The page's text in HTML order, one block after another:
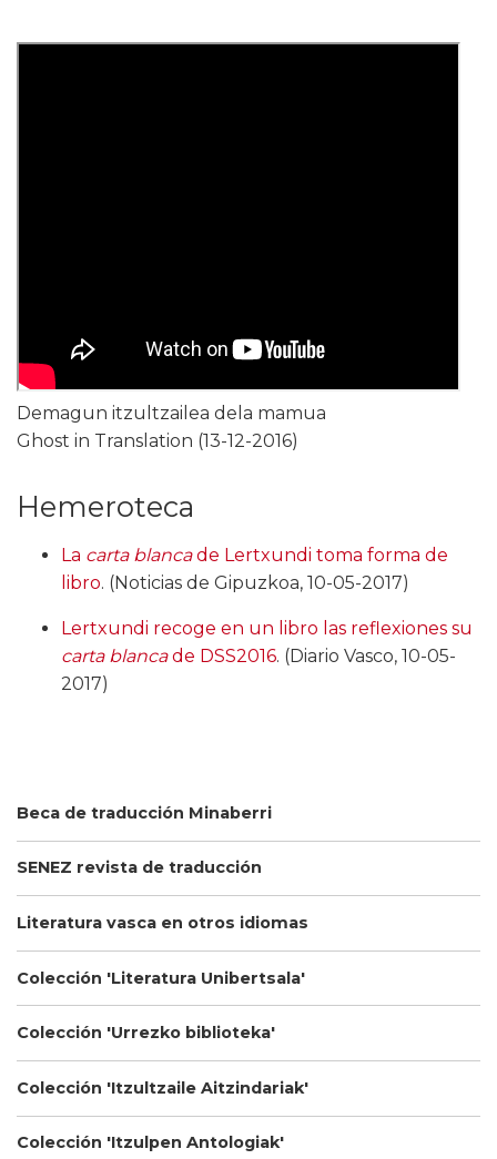
Beca de traducción Minaberri
SENEZ revista de traducción
Literatura vasca en otros idiomas
Colección 'Literatura Unibertsala'
Colección 'Urrezko biblioteka'
Colección 'Itzultzaile Aitzindariak'
Colección 'Itzulpen Antologiak'
Demagun itzultzailea dela mamua
Ghost in Translation (13-12-2016)
Hemeroteca
La carta blancade Lertxundi toma forma de
libro. (Noticias de Gipuzkoa, 10-05-2017)
Lertxundi recoge en un libro las reflexiones su
carta blancade DSS2016. (Diario Vasco, 10-05-
2017)